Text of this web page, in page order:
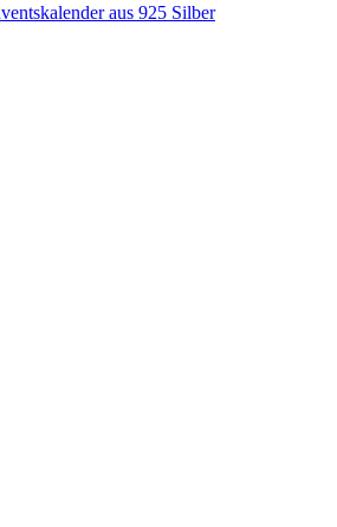
aus 925 Silber